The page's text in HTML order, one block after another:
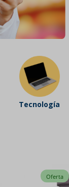
Tecnología